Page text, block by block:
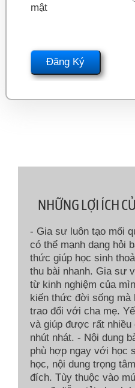
mật
NHỮNG LỢI ÍCH
- Gia sư luôn tạo mối
có thể mạnh dạng hỏi
thức giúp học sinh
thu bài nhanh. Gia sư
từ kinh nghiệm của
kiến thức đời sống
trao đổi với cha mẹ.
và giúp được rất
nhút nhát. - Nội dung
phù hợp ngay với học
học, nội dung trọng
đích. Tùy thuộc vào